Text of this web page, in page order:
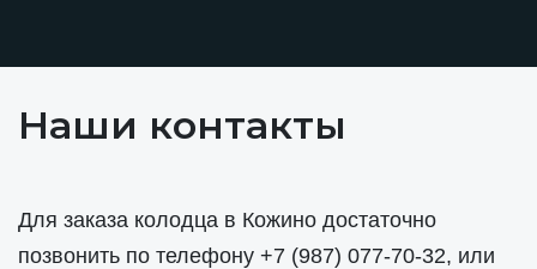
Наши контакты
Для заказа колодца в Кожино достаточно
позвонить по телефону +7 (987) 077-70-32, или